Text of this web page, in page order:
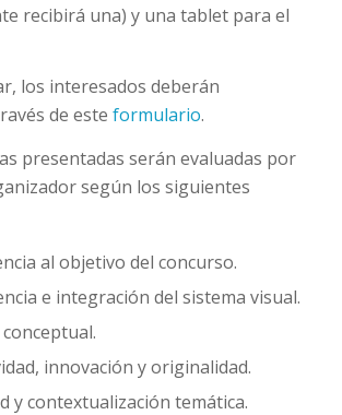
recibirá una) y una tablet para el
los interesados deberán
de este formulario.
presentadas serán evaluadas por
según los siguientes
al objetivo del concurso.
e integración del sistema visual.
innovación y originalidad.
y contextualización temática.